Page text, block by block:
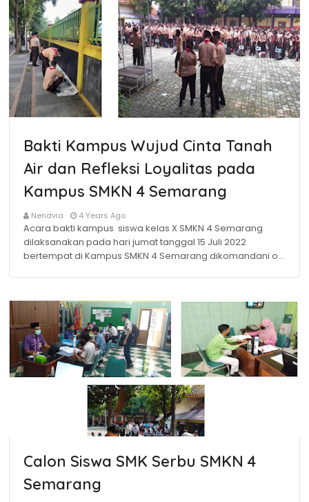
Bakti Kampus Wujud Cinta Tanah
Air dan Refleksi Loyalitas pada
Kampus SMKN 4 Semarang
Nendvia 4 Years Ago
Acara bakti kampus siswa kelas X SMKN 4 Semarang
dilaksanakan pada hari jumat tanggal 15 Juli 2022
bertempat di Kampus SMKN 4 Semarang dikomandani o…
Calon Siswa SMK Serbu SMKN 4
Semarang